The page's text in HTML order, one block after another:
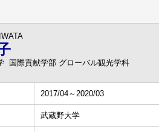
国際貢献学部 グローバル観光学科
2017/04～2020/03
武蔵野大学